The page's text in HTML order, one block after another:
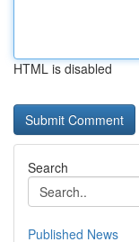
HTML is disabled
Search
Published News